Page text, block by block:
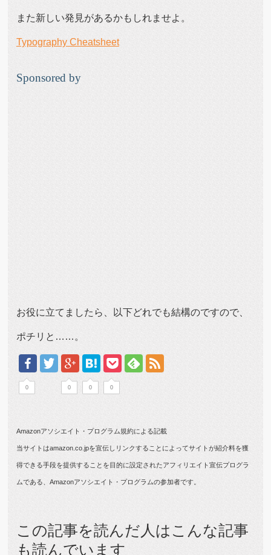
また新しい発見があるかもしれませよ。
Typography Cheatsheet
Sponsored by
お役に立てましたら、以下どれでも結構のですので、
ポチリと……。
0 0 0 0
Amazonアソシエイト・プログラム規約による記載
当サイトはamazon.co.jpを宣伝しリンクすることによってサイトが紹介料を獲
得できる手段を提供することを目的に設定されたアフィリエイト宣伝プログラ
ムである、Amazonアソシエイト・プログラムの参加者です。
この記事を読んだ人はこんな記事
も読んでいます